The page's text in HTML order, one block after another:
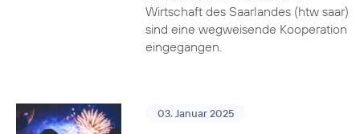
Wirtschaft des Saarlandes (htw saar)
sind eine wegweisende Kooperation
eingegangen.
03. Januar 2025